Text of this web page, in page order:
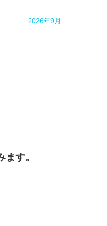
2026年9月
す。